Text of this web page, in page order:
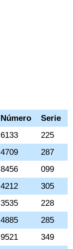
Número
Serie
6133
225
4709
287
8456
099
4212
305
3535
228
4885
285
9521
349